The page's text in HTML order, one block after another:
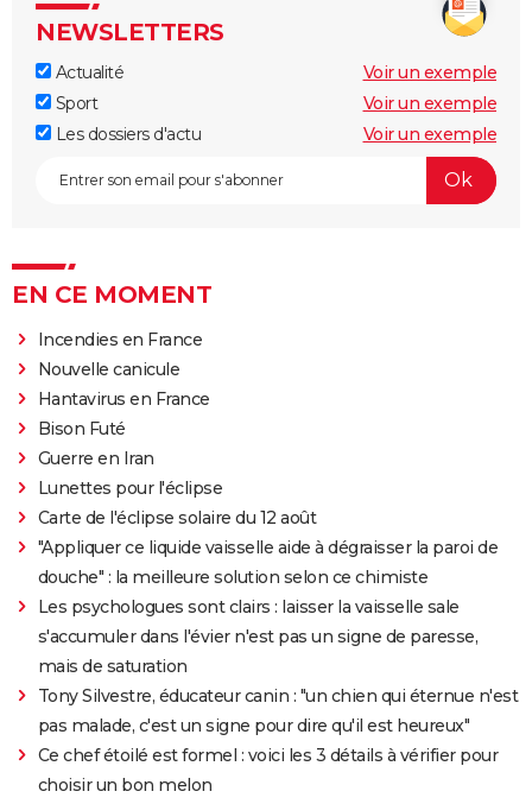
NEWSLETTERS
Actualité
Voir un exemple
Sport
Voir un exemple
Les dossiers d'actu
Voir un exemple
EN CE MOMENT
Incendies en France
Nouvelle canicule
Hantavirus en France
Bison Futé
Guerre en Iran
Lunettes pour l'éclipse
Carte de l'éclipse solaire du 12 août
"Appliquer ce liquide vaisselle aide à dégraisser la paroi de
douche" : la meilleure solution selon ce chimiste
Les psychologues sont clairs : laisser la vaisselle sale
s'accumuler dans l'évier n'est pas un signe de paresse,
mais de saturation
Tony Silvestre, éducateur canin : "un chien qui éternue n'est
pas malade, c'est un signe pour dire qu'il est heureux"
Ce chef étoilé est formel : voici les 3 détails à vérifier pour
choisir un bon melon